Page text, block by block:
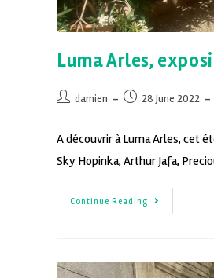
Luma Arles,
damien 28 June 2022
A découvrir à Luma Arles, cet
Sky Hopinka, Arthur Jafa,
Continue Reading